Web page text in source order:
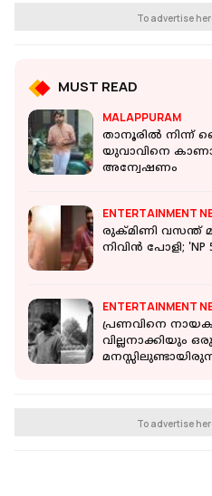
To advertise
MUST READ
MALAPPURAM
താനൂരില്‍ നിന്ന്
യുവാവിനെ
അന്വേഷണം
ENTERTAINMENT
രുക്മിണി വസന്ത്
നിവിൻ പോളി; 'NP
ENTERTAINMENT
പ്രണവിനെ
വില്ലനാക്കിയും
To advertise